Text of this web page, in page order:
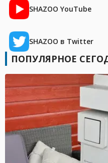
SHAZOO YouTube
SHAZOO в Twitter
ПОПУЛЯРНОЕ